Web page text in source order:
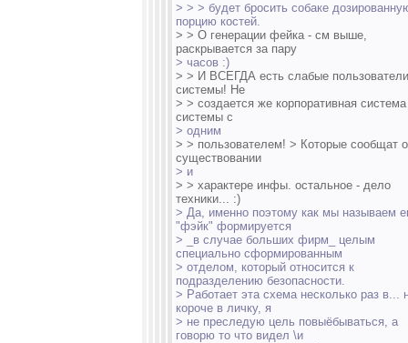
> > > будет бросить собаке
порцию костей.
> > О генерации фейка - см выше,
раскрывается за пару
> часов :)
> > И ВСЕГДА есть слабые
системы! Не
> > создается же корпоративная
системы с
> одним
> > пользователем! > Которые сообщат
существовании
> и
> > характере инфы. остальное - дело
техники... :)
> Да, именно поэтому как мы называем
"фэйк" формируется
> _в случае больших фирм_ целым
специально сформированным
> отделом, который относится к
подразделению безопасности.
> Работает эта схема несколько раз в...
короче в личку, я
> не преследую цель повыёбываться, а
говорю то что видел \и